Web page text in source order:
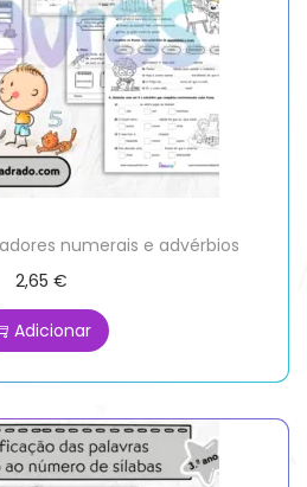
numerais e advérbios
2,65 €
Adicionar